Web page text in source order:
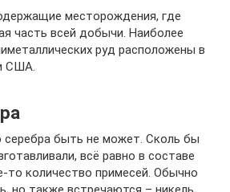
месторождения, где
часть всей добычи. Наиболее
руд расположены в
США.
быть не может. Сколь бы
всё равно в составе
то количество примесей. Обычно